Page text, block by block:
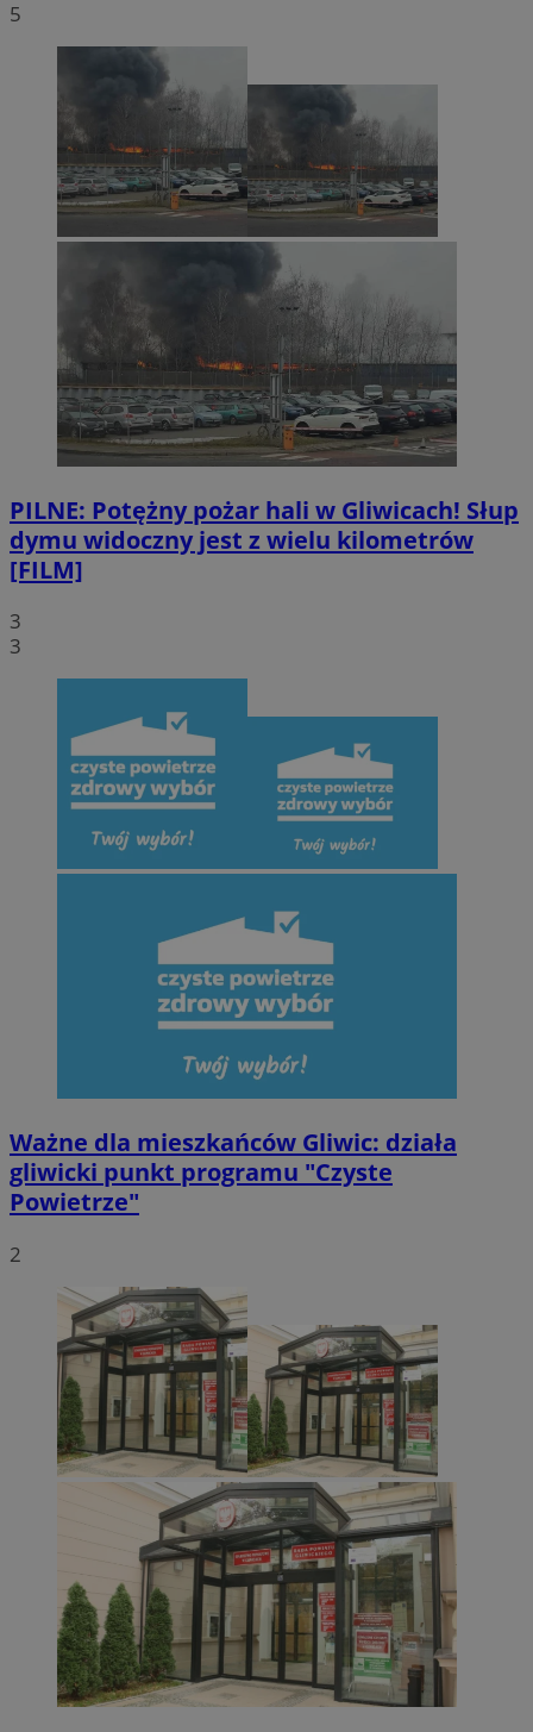
5
PILNE: Potężny pożar hali w Gliwicach! Słup
dymu widoczny jest z wielu kilometrów
[FILM]
3
3
Ważne dla mieszkańców Gliwic: działa
gliwicki punkt programu "Czyste
Powietrze"
2